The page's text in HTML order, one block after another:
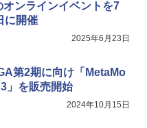
ンラインイベントを7
に開催
2025年6月23日
第2期に向け「MetaMo
」を販売開始
2024年10月15日